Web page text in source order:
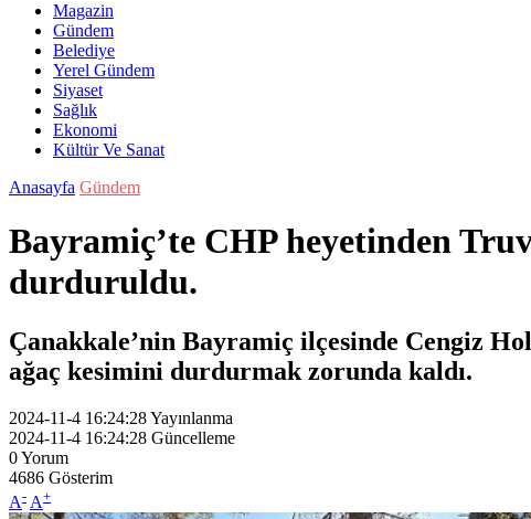
Magazin
Gündem
Belediye
Yerel Gündem
Siyaset
Sağlık
Ekonomi
Kültür Ve Sanat
Anasayfa Gündem
Bayramiç’te CHP heyetinden
durduruldu.
Çanakkale’nin Bayramiç ilçesinde Cengiz
ağaç kesimini durdurmak zorunda kaldı.
2024-11-4 16:24:28Yayınlanma
2024-11-4 16:24:28 Güncelleme
0Yorum
4686 Gösterim
A- A+